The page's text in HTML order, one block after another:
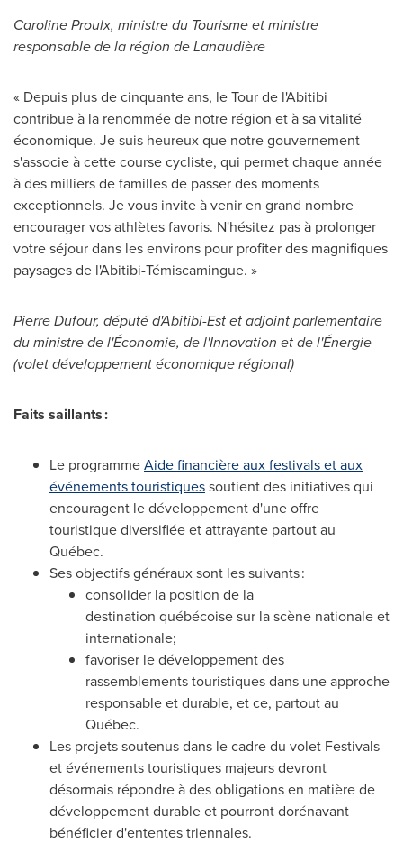
Caroline Proulx, ministre du Tourisme et ministre
responsable de la région de Lanaudière
« Depuis plus de cinquante ans, le Tour de l'Abitibi
contribue à la renommée de notre région et à sa vitalité
économique. Je suis heureux que notre gouvernement
s'associe à cette course cycliste, qui permet chaque année
à des milliers de familles de passer des moments
exceptionnels. Je vous invite à venir en grand nombre
encourager vos athlètes favoris. N'hésitez pas à prolonger
votre séjour dans les environs pour profiter des magnifiques
paysages de l'Abitibi-Témiscamingue. »
Pierre Dufour, député d'Abitibi-Est et adjoint parlementaire
du ministre de l'Économie, de l'Innovation et de l'Énergie
(volet développement économique régional)
Faits saillants :
Le programmeAide financière aux festivals et aux
événements touristiquessoutient des initiatives qui
encouragent le développement d'une offre
touristique diversifiée et attrayante partout au
Québec.
Ses objectifs généraux sont les suivants :
consolider la position de la
destination québécoise sur la scène nationale et
internationale;
favoriser le développement des
rassemblements touristiques dans une approche
responsable et durable, et ce, partout au
Québec.
Les projets soutenus dans le cadre du volet Festivals
et événements touristiques majeurs devront
désormais répondre à des obligations en matière de
développement durable et pourront dorénavant
bénéficier d'ententes triennales.